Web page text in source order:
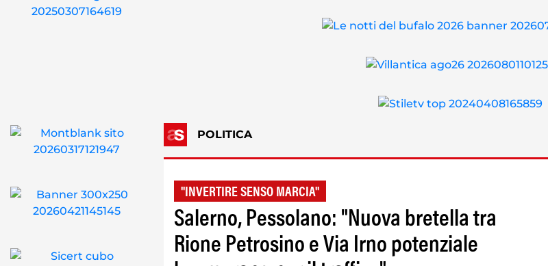
POLITICA
"INVERTIRE SENSO MARCIA"
Salerno, Pessolano: "Nuova bretella tra
Rione Petrosino e Via Irno potenziale